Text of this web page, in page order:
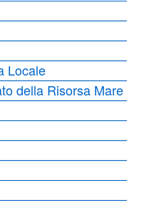
Locale
della Risorsa Mare